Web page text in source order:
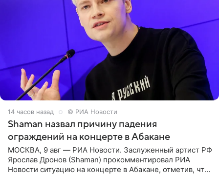
14 часов назад © РИА Новости
Shaman назвал причину падения
ограждений на концерте в Абакане
МОСКВА, 9 авг — РИА Новости. Заслуженный артист РФ
Ярослав Дронов (Shaman) прокомментировал РИА
Новости ситуацию на концерте в Абакане, отметив, что